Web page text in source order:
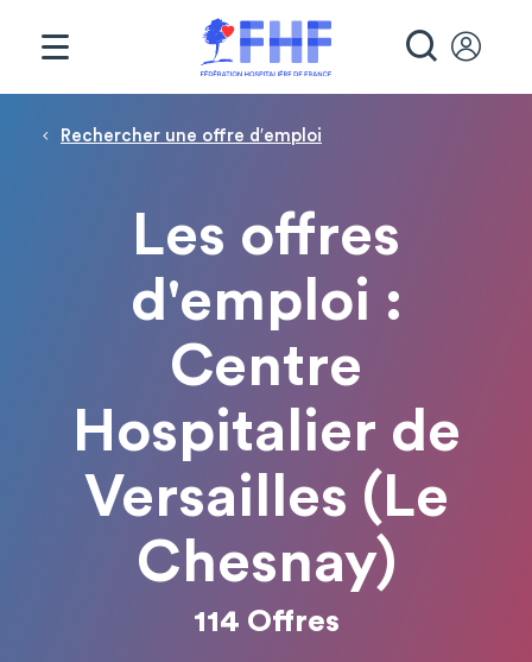
Fil d'Ariane
Rechercher une offre d′emploi
Les offres
d'emploi :
Centre
Hospitalier de
Versailles (Le
Chesnay)
114 Offres
Panneau de gestion des cookies